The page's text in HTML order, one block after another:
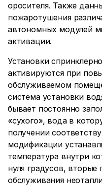
оросителя. Также
пожаротушения
автономных модулей
активации.
Установки
активируются при
обслуживаемом
система установки
бывает постоянно
«сухого», вода в
получении
модификации
температура внутри
нуля градусов, вторые
обслуживания